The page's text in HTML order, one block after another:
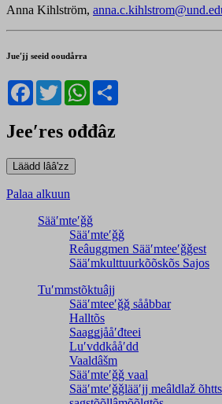
Anna Kihlström,
Jueʹjj seeid ooudårra
Facebook
TwitterWhatsApp
Jeeʹres ođđâz
Palaa alkuun
Sääʹmteʹǧǧ
Sääʹmteʹǧǧ
Reâuggmen Sääʹmteeʹǧǧest
Sääʹmkulttuurkõõskõs Sajos
Tuʹmmstõktuâjj
Sääʹmteeʹǧǧ sååbbar
Halltõs
Saaǥǥjååʹđteei
Luʹvddkååʹdd
Vaaldâšm
Sääʹmteʹǧǧ vaal
Sääʹmteʹǧǧlääʹjj meâldlaž